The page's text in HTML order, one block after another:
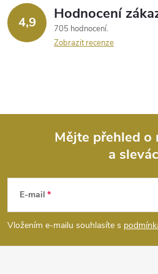
4,9 Hodnocení
705 hodnocení
Zobrazit recenze
p
a
Mějte přehled o
a
E-mail
Vložením e-mailu souhlasíte s